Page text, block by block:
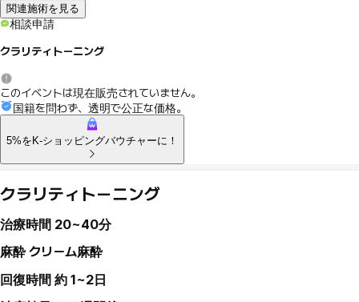
関連施術を見る
相談申請
クラリティトーニング
このイベントは現在販売されていません。
国籍を問わず、透明で公正な価格。
5%をK-ショッピングバウチャーに！
クラリティトーニング
治療時間 20~40分
麻酔 クリーム麻酔
回復時間 約 1~2日